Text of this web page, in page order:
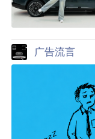
广告流言